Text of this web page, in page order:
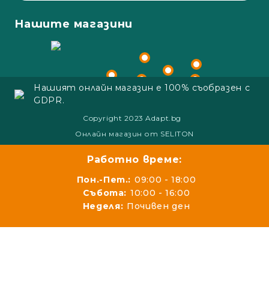
Нашите магазини
Нашият онлайн магазин е 100% съобразен с
GDPR.
Copyright 2023 Adapt.bg
Онлайн магазин от SELITON
Работно време:
Пон.-Пет.: 09:00 - 18:00
Събота: 10:00 - 16:00
Неделя: Почивен ден